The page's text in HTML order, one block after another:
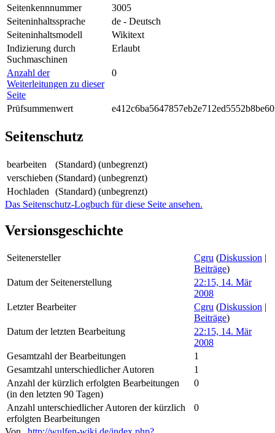
Seitenkennnummer
3005
Seiteninhaltssprache
de - Deutsch
Seiteninhaltsmodell
Wikitext
Indizierung durch
Suchmaschinen
Erlaubt
Anzahl der
Weiterleitungen zu dieser
Seite
0
Prüfsummenwert
Seitenschutz
bearbeiten
(Standard) (unbegrenzt)
verschieben (Standard) (unbegrenzt)
Hochladen
(Standard) (unbegrenzt)
Das Seitenschutz-Logbuch für diese Seite ansehen.
Versionsgeschichte
Seitenersteller Cgru (Diskussion |
Beiträge)
Datum der Seitenerstellung
22:15, 14. Mär
2008
Letzter Bearbeiter
Cgru (Diskussion |
Beiträge)
Datum der letzten Bearbeitung
22:15, 14. Mär
2008
Gesamtzahl der Bearbeitungen
1
Gesamtzahl unterschiedlicher Autoren
1
Anzahl der kürzlich erfolgten Bearbeitungen
(in den letzten 90 Tagen)
0
Anzahl unterschiedlicher Autoren der kürzlich
erfolgten Bearbeitungen
0